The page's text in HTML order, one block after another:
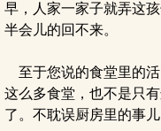
早，人家一家子就弄这
半会儿的回不来。
至于您说的食堂里的
这么多食堂，也不是只
了。不耽误厨房里的事